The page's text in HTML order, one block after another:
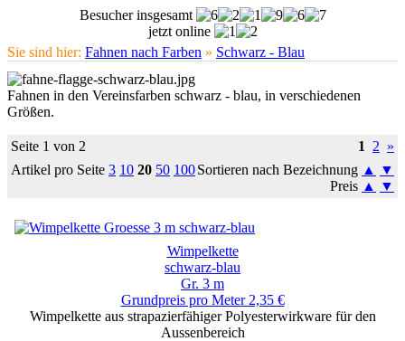
Besucher insgesamt
jetzt online
Sie sind hier: Fahnen nach Farben » Schwarz - Blau
Fahnen in den Vereinsfarben schwarz - blau, in verschiedenen
Größen.
Seite 1 von 2 1 2 »
Artikel pro Seite 3 10 20 50 100Sortieren nach Bezeichnung ▲
▼
Preis ▲ ▼
Wimpelkette
schwarz-blau
Gr. 3 m
Grundpreis pro Meter 2,35 €
Wimpelkette aus strapazierfähiger Polyesterwirkware für den
Aussenbereich